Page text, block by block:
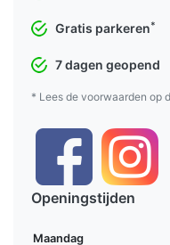
Gratis parkeren*
7 dagen geopend
* Lees de voorwaarden op
Openingstijden
Maandag